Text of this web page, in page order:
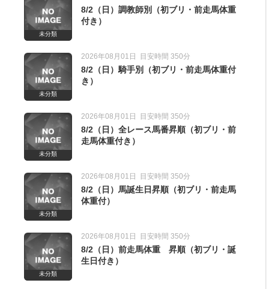
未分類
8/2（日）調教師別（初ブリ・前走馬体重
付き）
未分類
2026年08月01日 目安時間 350分
8/2（日）騎手別（初ブリ・前走馬体重付
き）
未分類
2026年08月01日 目安時間 350分
8/2（日）全レース馬番昇順（初ブリ・前
走馬体重付き）
未分類
2026年08月01日 目安時間 350分
8/2（日）馬誕生日昇順（初ブリ・前走馬
体重付）
未分類
2026年08月01日 目安時間 350分
8/2（日）前走馬体重 昇順（初ブリ・誕
生日付き）